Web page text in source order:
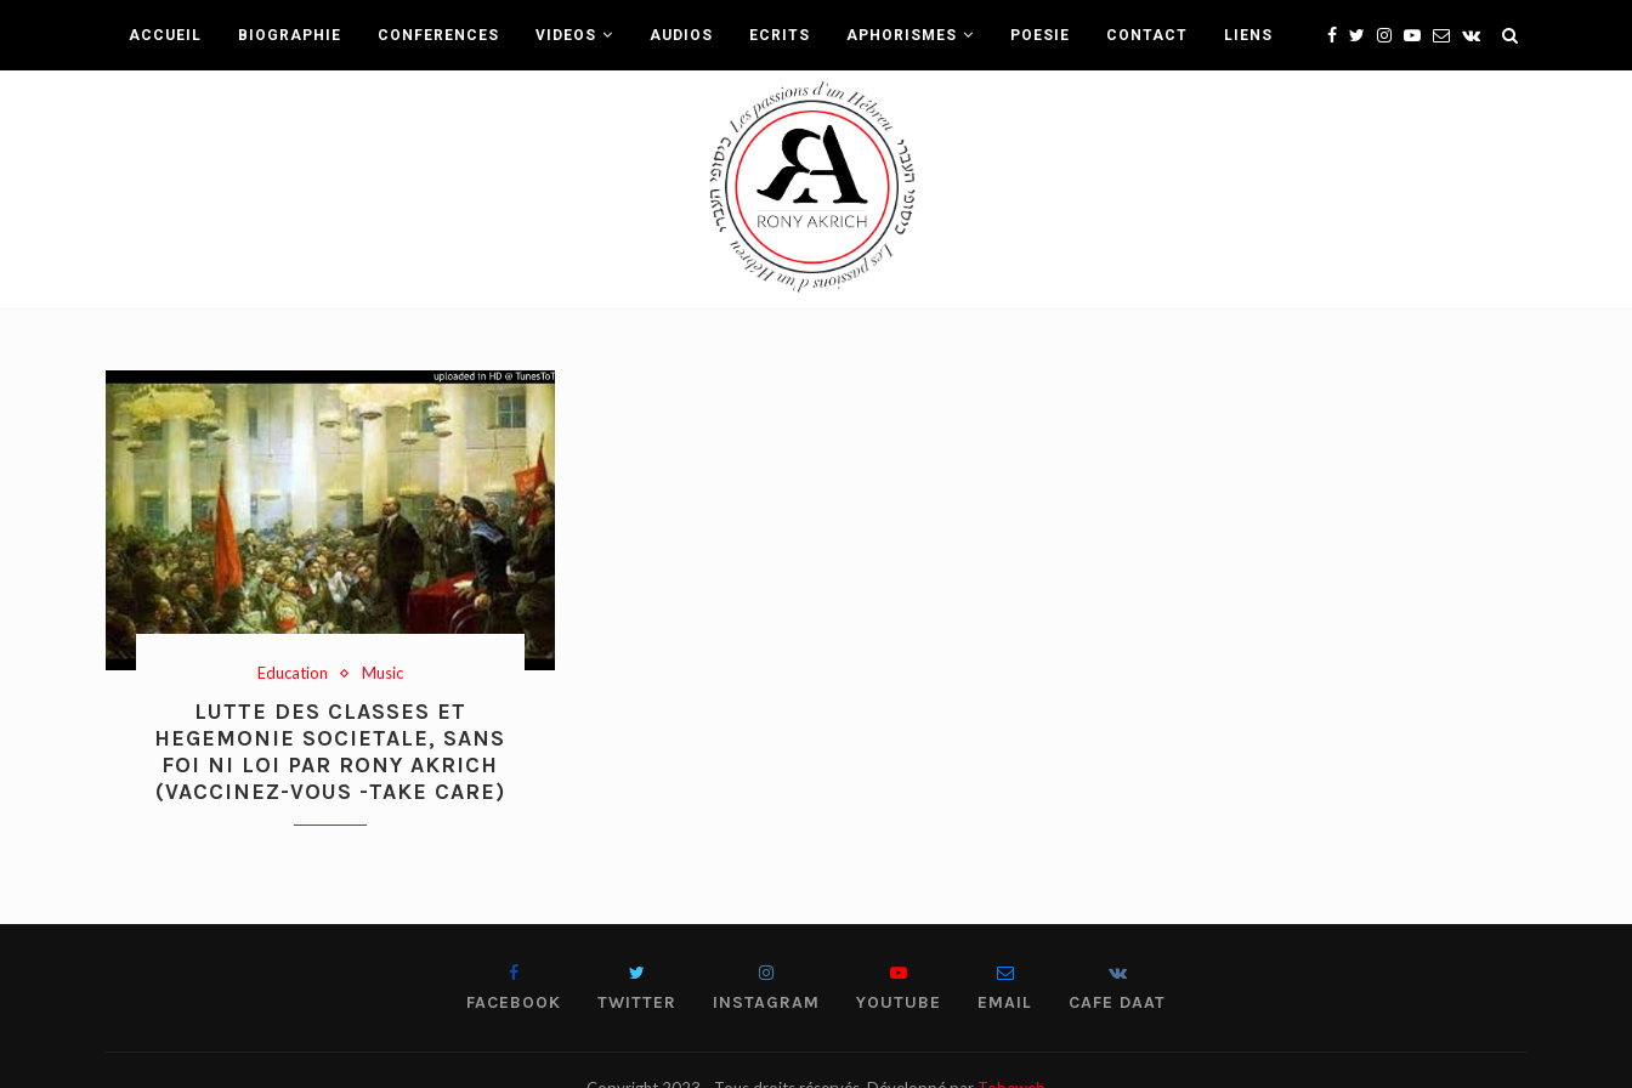
ACCUEIL BIOGRAPHIE CONFERENCES VIDEOS AUDIOS ECRITS APHORISMES POESIE CONTACT LIENS
Education Music
LUTTE DES CLASSES ET
HEGEMONIE SOCIETALE, SANS
FOI NI LOI PAR RONY AKRICH
(VACCINEZ-VOUS -TAKE CARE)
FACEBOOK TWITTER INSTAGRAM YOUTUBE EMAIL CAFE DAAT